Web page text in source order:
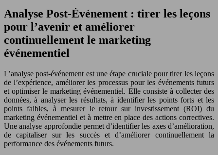
Analyse Post-Événement : tirer les leçons
pour l’avenir et améliorer
continuellement le marketing
événementiel
L’analyse post-événement est une étape cruciale pour tirer les leçons
de l’expérience, améliorer les processus pour les événements futurs
et optimiser le marketing événementiel. Elle consiste à collecter des
données, à analyser les résultats, à identifier les points forts et les
points faibles, à mesurer le retour sur investissement (ROI) du
marketing événementiel et à mettre en place des actions correctives.
Une analyse approfondie permet d’identifier les axes d’amélioration,
de capitaliser sur les succès et d’améliorer continuellement la
performance des événements futurs.